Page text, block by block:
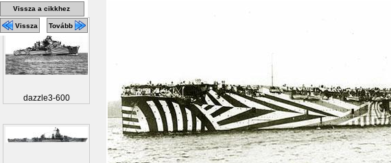
Vissza a cikkhez
Vissza Tovább
dazzle3-600